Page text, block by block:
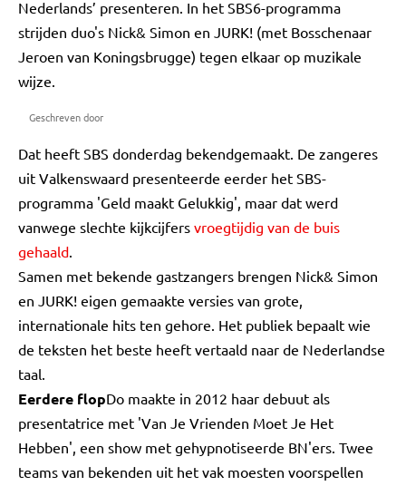
Nederlands’ presenteren. In het SBS6-programma
strijden duo's Nick& Simon en JURK! (met Bosschenaar
Jeroen van Koningsbrugge) tegen elkaar op muzikale
wijze.
Geschreven door
Dat heeft SBS donderdag bekendgemaakt. De zangeres
uit Valkenswaard presenteerde eerder het SBS-
programma 'Geld maakt Gelukkig', maar dat werd
vanwege slechte kijkcijfers vroegtijdig van de buis
gehaald.
Samen met bekende gastzangers brengen Nick& Simon
en JURK! eigen gemaakte versies van grote,
internationale hits ten gehore. Het publiek bepaalt wie
de teksten het beste heeft vertaald naar de Nederlandse
taal.
Eerdere flopDo maakte in 2012 haar debuut als
presentatrice met 'Van Je Vrienden Moet Je Het
Hebben', een show met gehypnotiseerde BN'ers. Twee
teams van bekenden uit het vak moesten voorspellen